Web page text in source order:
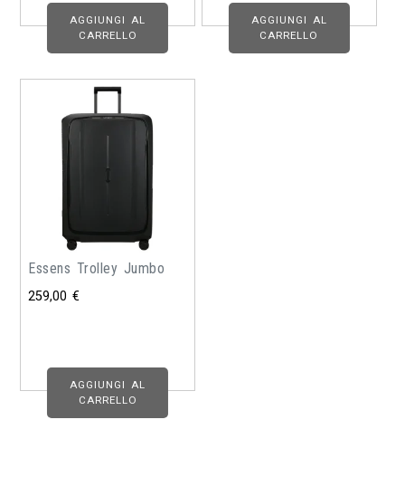
AGGIUNGI AL
CARRELLO
AGGIUNGI AL
CARRELLO
Essens Trolley Jumbo
259,00€
AGGIUNGI AL
CARRELLO